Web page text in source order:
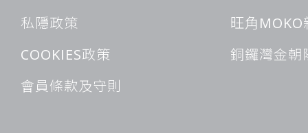
私隱政策
COOKIES政策
會員條款及守則
旺角
銅鑼灣金朝